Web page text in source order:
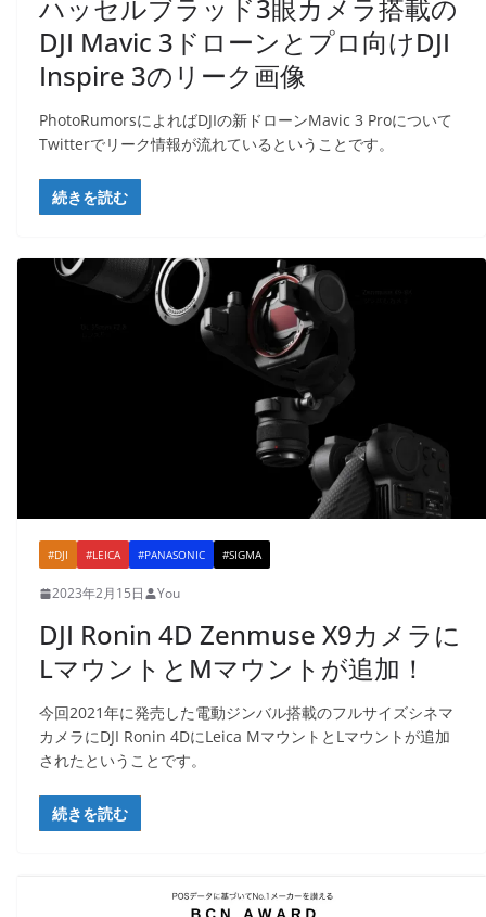
ハッセルブラッド3眼カメラ搭載の
DJI Mavic 3ドローンとプロ向けDJI
Inspire 3のリーク画像
PhotoRumorsによればDJIの新ドローンMavic 3 Proについて
Twitterでリーク情報が流れているということです。
続きを読む
#DJI #LEICA #PANASONIC #SIGMA
2023年2月15日 You
DJI Ronin 4D Zenmuse X9カメラに
LマウントとMマウントが追加！
今回2021年に発売した電動ジンバル搭載のフルサイズシネマ
カメラにDJI Ronin 4DにLeica MマウントとLマウントが追加
されたということです。
続きを読む